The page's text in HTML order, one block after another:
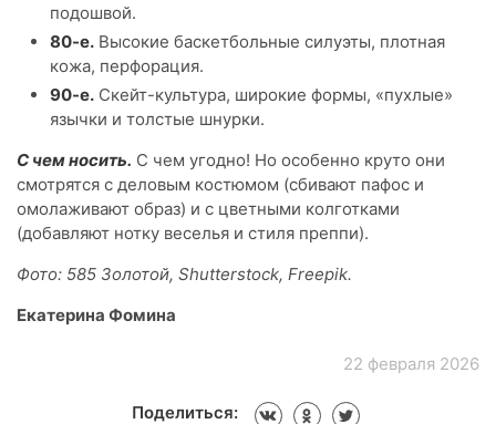
подошвой.
80-е. Высокие баскетбольные силуэты, плотная
кожа, перфорация.
90-е. Скейт-культура, широкие формы, «пухлые»
язычки и толстые шнурки.
С чем носить. С чем угодно! Но особенно круто они
смотрятся с деловым костюмом (сбивают пафос и
омолаживают образ) и с цветными колготками
(добавляют нотку веселья и стиля преппи).
Фото: 585 Золотой, Shutterstock, Freepik.
Екатерина Фомина
22 февраля 2026
Поделиться: